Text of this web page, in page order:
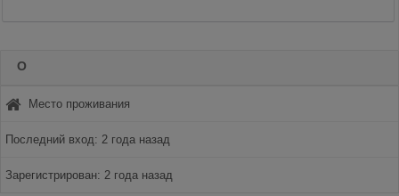
О
Место проживания
Последний вход: 2 года назад
Зарегистрирован: 2 года назад